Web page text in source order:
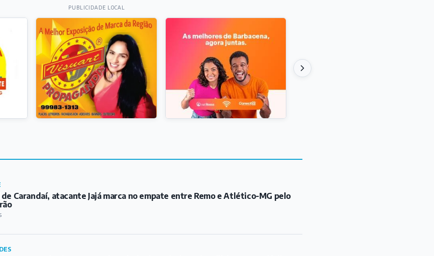
PUBLICIDADE LOCAL
Carandaí, atacante Jajá marca no empate entre Remo e Atlético-MG pelo
separou barbacenense de prêmio de mais de meio milhão na Lotofácil